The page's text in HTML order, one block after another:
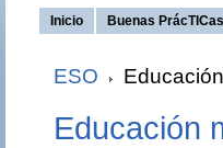
Inicio Buenas
ESO
Educación